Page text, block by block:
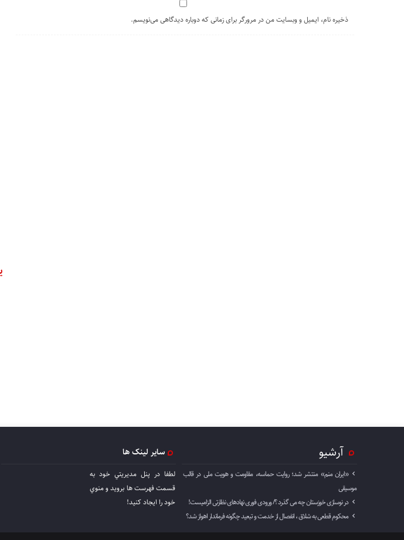
ذخیره نام، ایمیل و وبسایت من در مرورگر برای زمانی که دوباره دیدگاهی می‌نویسم.
آرشیو
«ایران منم» منتشر شد؛ روایت حماسه، مقاومت و هویت ملی در قالب
موسیقی
در نوسازی خوزستان چه می گذرد ؟/ ورودی فوری نهادهای نظارتی الزامیست!
محکوم قطعی به شلاق ، انفصال از خدمت و تبعید چگونه فرماندار اهواز شد؟
سایر لینک ها
لطفا در پنل مديريتي خود به
قسمت فهرست ها برويد و منوي
خود را ايجاد كنيد!